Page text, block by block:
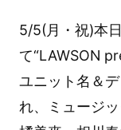
5/5(月・祝)本
て“LAWSON
ユニット名＆
れ、ミュージ